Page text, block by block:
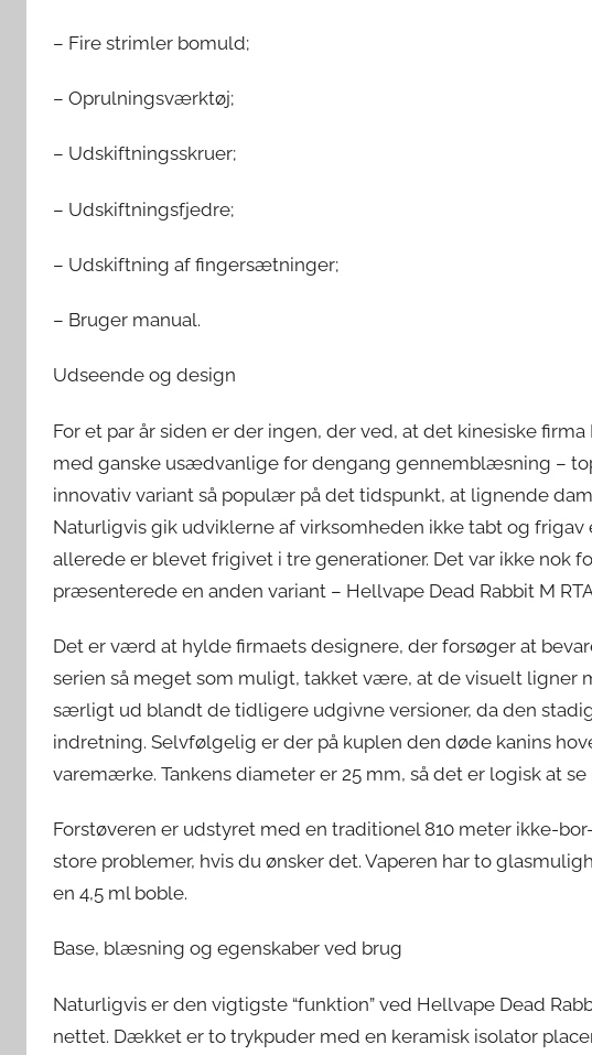
– Fire strimler bomuld;
– Oprulningsværktøj;
– Udskiftningsskruer;
– Udskiftningsfjedre;
– Udskiftning af fingersætninger;
– Bruger manual.
Udseende og design
For et par år siden er der ingen, der ved, at det kinesiske
med ganske usædvanlige for dengang gennemblæsning –
innovativ variant så populær på det tidspunkt, at lignende
Naturligvis gik udviklerne af virksomheden ikke tabt og
allerede er blevet frigivet i tre generationer. Det var ikke nok
præsenterede en anden variant – Hellvape Dead Rabbit M
Det er værd at hylde firmaets designere, der forsøger at
serien så meget som muligt, takket være, at de visuelt ligner
særligt ud blandt de tidligere udgivne versioner, da den
indretning. Selvfølgelig er der på kuplen den døde kanins
varemærke. Tankens diameter er 25 mm, så det er logisk at
Forstøveren er udstyret med en traditionel 810 meter ikke-
store problemer, hvis du ønsker det. Vaperen har to
en 4,5 ml boble.
Base, blæsning og egenskaber ved brug
Naturligvis er den vigtigste “funktion” ved Hellvape Dead
nettet. Dækket er to trykpuder med en keramisk isolator